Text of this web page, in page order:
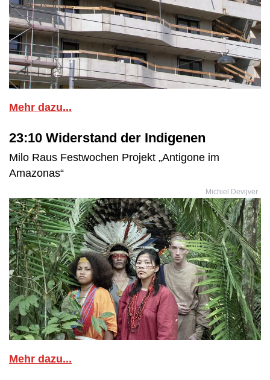
Mehr dazu...
23:10 Widerstand der Indigenen
Milo Raus Festwochen Projekt „Antigone im
Amazonas“
Michiel Devijver
Mehr dazu...